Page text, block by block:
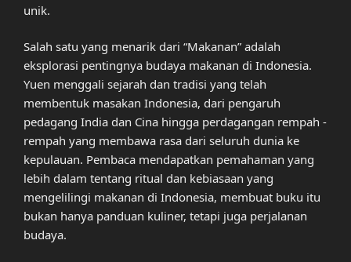
unik.
Salah satu yang menarik dari “Makanan” adalah
eksplorasi pentingnya budaya makanan di Indonesia.
Yuen menggali sejarah dan tradisi yang telah
membentuk masakan Indonesia, dari pengaruh
pedagang India dan Cina hingga perdagangan rempah -
rempah yang membawa rasa dari seluruh dunia ke
kepulauan. Pembaca mendapatkan pemahaman yang
lebih dalam tentang ritual dan kebiasaan yang
mengelilingi makanan di Indonesia, membuat buku itu
bukan hanya panduan kuliner, tetapi juga perjalanan
budaya.